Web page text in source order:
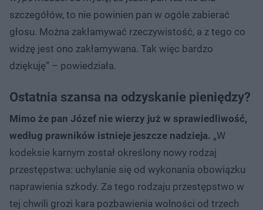
szczegółów, to nie powinien pan w ogóle zabierać
głosu. Można zakłamywać rzeczywistość, a z tego co
widzę jest ono zakłamywana. Tak więc bardzo
dziękuję” – powiedziała.
Ostatnia szansa na odzyskanie pieniędzy?
Mimo że pan Józef nie wierzy już w sprawiedliwość,
według prawników istnieje jeszcze nadzieja. „W
kodeksie karnym został określony nowy rodzaj
przestępstwa: uchylanie się od wykonania obowiązku
naprawienia szkody. Za tego rodzaju przestępstwo w
tej chwili grozi kara pozbawienia wolności od trzech